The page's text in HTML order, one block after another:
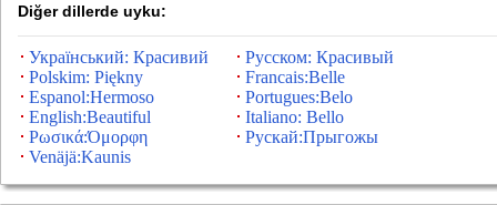
Diğer dillerde uyku:
Український: Красивий
Русском: Красивый
Polskim: Piękny
Francais:Belle
Espanol:Hermoso
Portugues:Belo
English:Beautiful
Italiano: Bello
Ρωσικά:Όμορφη
Рускай:Прыгожы
Venäjä:Kaunis